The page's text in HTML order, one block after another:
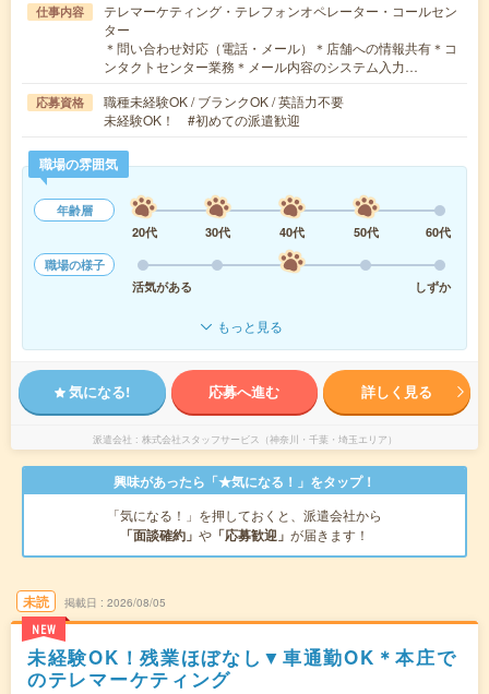
仕事内容
テレマーケティング・テレフォンオペレーター・コールセン
ター
＊問い合わせ対応（電話・メール）＊店舗への情報共有＊コ
ンタクトセンター業務＊メール内容のシステム入力…
応募資格
職種未経験OK / ブランクOK / 英語力不要
未経験OK！ #初めての派遣歓迎
職場の雰囲気
年齢層
20代
30代 40代 50代
60代
職場の様子
活気がある
しずか
もっと見る
気になる! 応募へ進む 詳しく見る
派遣会社 株式会社スタッフサービス（神奈川・千葉・埼玉エリア）
興味があったら「★気になる！」をタップ！
「気になる！」を押しておくと、派遣会社から
「面談確約」 や 「応募歓迎」 が届きます！
未読
NEW
掲載日 2026/08/05
未経験OK！残業ほぼなし▼車通勤OK＊本庄で
のテレマーケティング